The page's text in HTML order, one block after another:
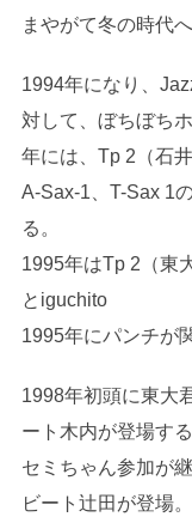
まやがて冬の時代
1994年になり、
対して、ぼちぼち
年には、Tp 2（石
A-Sax-1、T-Sax 1
る。
1995年はTp 2（東
とiguchito
1995年にパンチが
1998年初頭に東大
ート木内が登場する
セミちゃん参加が
ビート辻田が登場